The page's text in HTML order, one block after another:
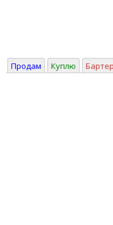
Продам Куплю Бартер